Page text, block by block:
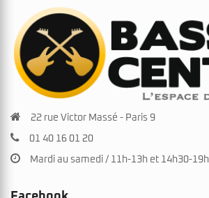
22 rue Victor Massé - Paris 9
01 40 16 01 20
Mardi au samedi / 11h-13h et 14h30-19h